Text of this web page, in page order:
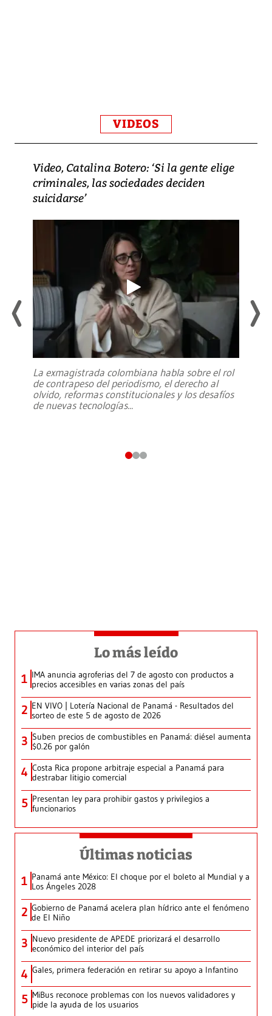
VIDEOS
Video, Catalina Botero: ‘Si la gente elige
criminales, las sociedades deciden
suicidarse’
La exmagistrada colombiana habla sobre el rol
de contrapeso del periodismo, el derecho al
olvido, reformas constitucionales y los desafíos
de nuevas tecnologías...
Lo más leído
1 IMA anuncia agroferias del 7 de agosto con productos a
precios accesibles en varias zonas del país
2 EN VIVO | Lotería Nacional de Panamá - Resultados del
sorteo de este 5 de agosto de 2026
3 Suben precios de combustibles en Panamá: diésel aumenta
$0.26 por galón
4 Costa Rica propone arbitraje especial a Panamá para
destrabar litigio comercial
5 Presentan ley para prohibir gastos y privilegios a
funcionarios
Últimas noticias
1 Panamá ante México: El choque por el boleto al Mundial y a
Los Ángeles 2028
2 Gobierno de Panamá acelera plan hídrico ante el fenómeno
de El Niño
3 Nuevo presidente de APEDE priorizará el desarrollo
económico del interior del país
4 Gales, primera federación en retirar su apoyo a Infantino
5 MiBus reconoce problemas con los nuevos validadores y
pide la ayuda de los usuarios